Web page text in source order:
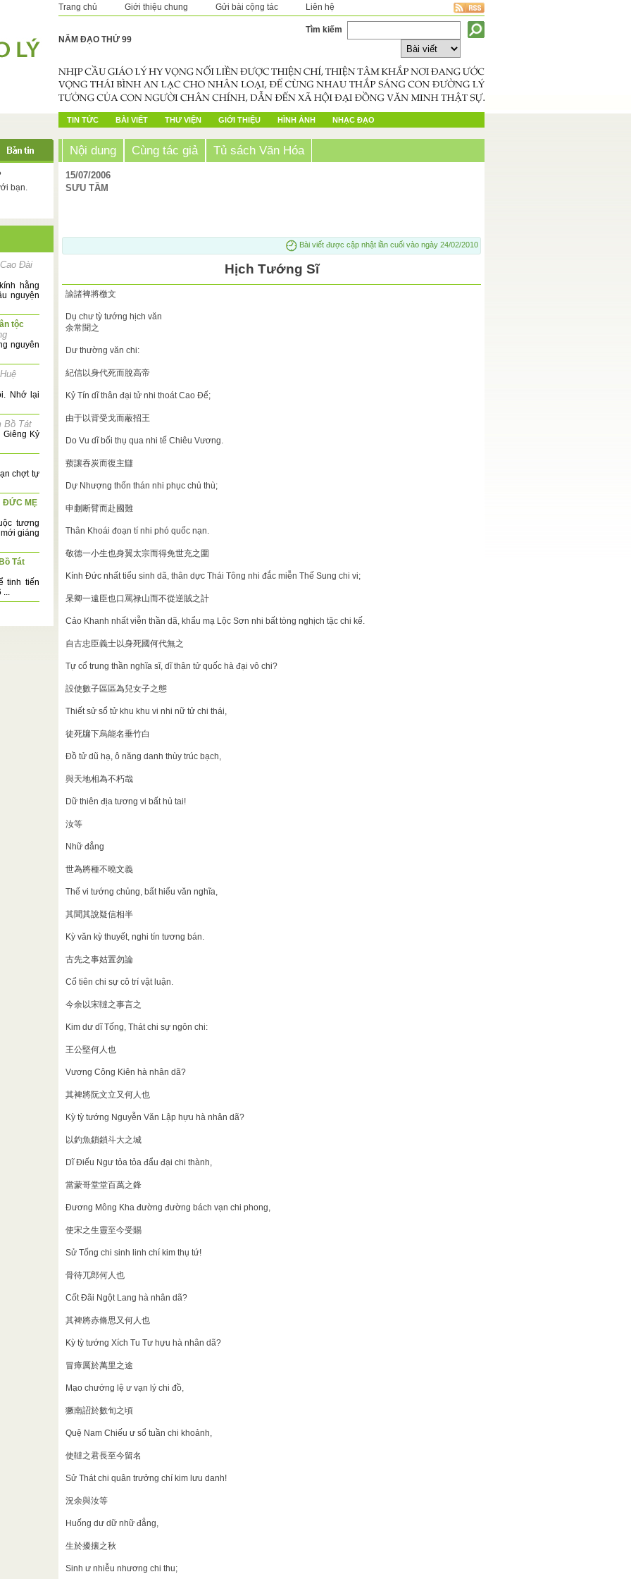
Trang chủ Giới thiệu chung Gửi bài cộng tác Liên hệ
NĂM ĐẠO THỨ 99
Tìm kiếm
TIN TỨC BÀI VIẾT THƯ VIỆN GIỚI THIỆU HÌNH ẢNH NHẠC ĐẠO
bạn.
Đài
hằng
nguyện
tộc
nguyên
Huệ
Nhớ lại
Bồ Tát
Giêng Kỷ
chợt tự
ĐỨC MẸ
tương
giáng
Tát
tinh tiến
...
Nội dung Cùng tác giả Tủ sách Văn Hóa
15/07/2006
SƯU TẦM
Bài viết được cập nhật lần cuối vào ngày 24/02/2010
Hịch Tướng Sĩ
諭諸裨將檄文
Dụ chư tỳ tướng hịch văn
余常聞之
Dư thường văn chi:
紀信以身代死而脫高帝
Kỷ Tín dĩ thân đại tử nhi thoát Cao Đế;
由于以背受戈而蔽招王
Do Vu dĩ bối thụ qua nhi tế Chiêu Vương.
蓣讓吞炭而復主讎
Dự Nhượng thốn thán nhi phục chủ thù;
申蒯断臂而赴國難
Thân Khoái đoạn tí nhi phó quốc nạn.
敬德一小生也身翼太宗而得免世充之圍
Kính Đức nhất tiểu sinh dã, thân dực Thái Tông nhi đắc miễn Thế Sung chi vi;
杲卿一遠臣也口罵禄山而不從逆賊之計
Cảo Khanh nhất viễn thần dã, khẩu mạ Lộc Sơn nhi bất tòng nghịch tặc chi kế.
自古忠臣義士以身死國何代無之
Tự cổ trung thần nghĩa sĩ, dĩ thân tử quốc hà đại vô chi?
設使數子區區為兒女子之態
Thiết sử sổ tử khu khu vi nhi nữ tử chi thái,
徒死牖下烏能名垂竹白
Đồ tử dũ hạ, ô năng danh thùy trúc bạch,
與天地相為不朽哉
Dữ thiên địa tương vi bất hủ tai!
汝等
Nhữ đẳng
世為將種不曉文義
Thế vi tướng chủng, bất hiểu văn nghĩa,
其聞其說疑信相半
Kỳ văn kỳ thuyết, nghi tín tương bán.
古先之事姑置勿論
Cổ tiên chi sự cô trí vật luận.
今余以宋韃之事言之
Kim dư dĩ Tống, Thát chi sự ngôn chi:
王公堅何人也
Vương Công Kiên hà nhân dã?
其裨將阮文立又何人也
Kỳ tỳ tướng Nguyễn Văn Lập hựu hà nhân dã?
以釣魚鎖鎖斗大之城
Dĩ Điếu Ngư tỏa tỏa đẩu đại chi thành,
當蒙哥堂堂百萬之鋒
Đương Mông Kha đường đường bách vạn chi phong,
使宋之生靈至今受賜
Sử Tống chi sinh linh chí kim thụ tứ!
骨待兀郎何人也
Cốt Đãi Ngột Lang hà nhân dã?
其裨將赤脩思又何人也
Kỳ tỳ tướng Xích Tu Tư hựu hà nhân dã?
冒瘴厲於萬里之途
Mạo chướng lệ ư vạn lý chi đồ,
獗南詔於數旬之頃
Quệ Nam Chiếu ư sổ tuần chi khoảnh,
使韃之君長至今留名
Sử Thát chi quân trưởng chí kim lưu danh!
況余與汝等
Huống dư dữ nhữ đẳng,
生於擾攘之秋
Sinh ư nhiễu nhương chi thu;